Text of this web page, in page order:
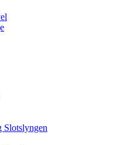
Slotslyngen